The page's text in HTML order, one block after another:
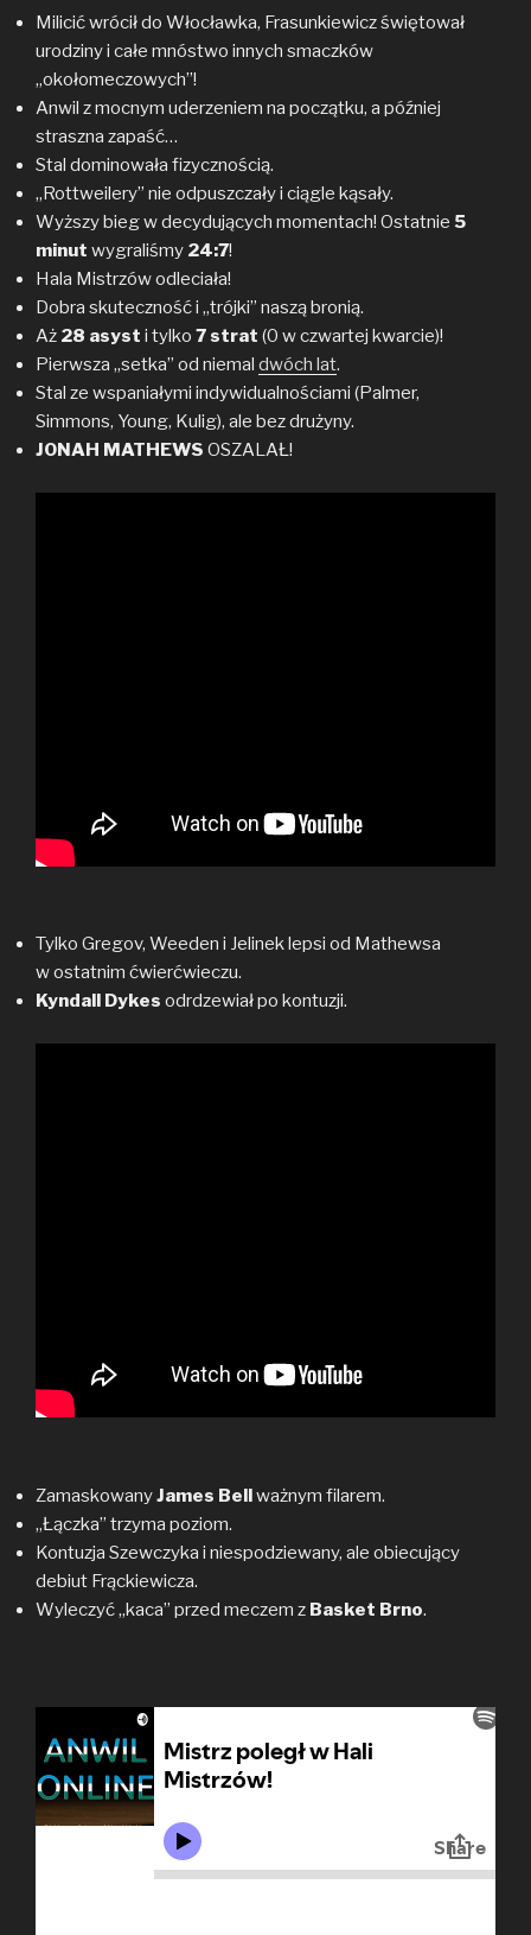
Milicić wrócił do Włocławka, Frasunkiewicz świętował
urodziny i całe mnóstwo innych smaczków
„okołomeczowych”!
Anwil z mocnym uderzeniem na początku, a później
straszna zapaść…
Stal dominowała fizycznością.
„Rottweilery” nie odpuszczały i ciągle kąsały.
Wyższy bieg w decydujących momentach! Ostatnie 5
minut wygraliśmy 24:7!
Hala Mistrzów odleciała!
Dobra skuteczność i „trójki” naszą bronią.
Aż 28 asyst i tylko 7 strat (0 w czwartej kwarcie)!
Pierwsza „setka” od niemal dwóch lat.
Stal ze wspaniałymi indywidualnościami (Palmer,
Simmons, Young, Kulig), ale bez drużyny.
JONAH MATHEWS OSZALAŁ!
Tylko Gregov, Weeden i Jelinek lepsi od Mathewsa
w ostatnim ćwierćwieczu.
Kyndall Dykes odrdzewiał po kontuzji.
ZamaskowanyJames Bellważnym filarem.
„Łączka” trzyma poziom.
Kontuzja Szewczyka i niespodziewany, ale obiecujący
debiut Frąckiewicza.
Wyleczyć „kaca” przed meczem z Basket Brno.